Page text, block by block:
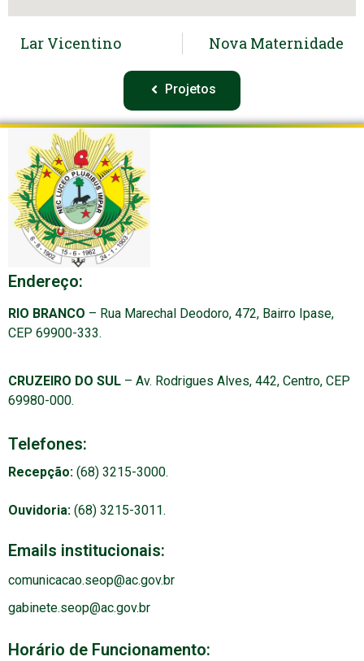
Lar Vicentino Nova Maternidade
Projetos
Endereço:
RIO BRANCO – Rua Marechal Deodoro, 472, Bairro Ipase,
CEP 69900-333.
CRUZEIRO DO SUL – Av. Rodrigues Alves, 442, Centro, CEP
69980-000.
Telefones:
Recepção: (68) 3215-3000.
Ouvidoria: (68) 3215-3011.
Emails institucionais:
comunicacao.seop@ac.gov.br
gabinete.seop@ac.gov.br
Horário de Funcionamento: